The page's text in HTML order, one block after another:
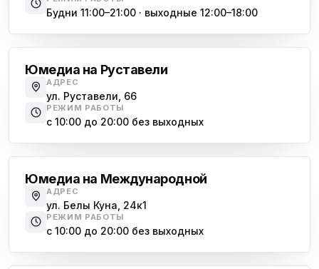
Будни 11:00–21:00 · выходные 12:00–18:00
Юмедиа на Руставели
АДРЕС
ул. Руставели, 66
РЕЖИМ РАБОТЫ
с 10:00 до 20:00 без выходных
Юмедиа на Международной
АДРЕС
ул. Белы Куна, 24к1
РЕЖИМ РАБОТЫ
с 10:00 до 20:00 без выходных